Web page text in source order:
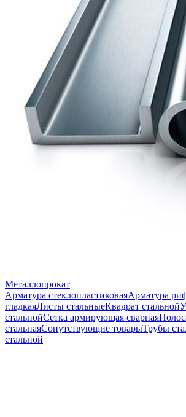
Металлопрокат
Арматура стеклопластиковаяАрматура
гладкаяЛисты стальныеКвадрат стальной
стальнойСетка армирующая сварная
стальнаяСопутствующие товарыТрубы
стальной